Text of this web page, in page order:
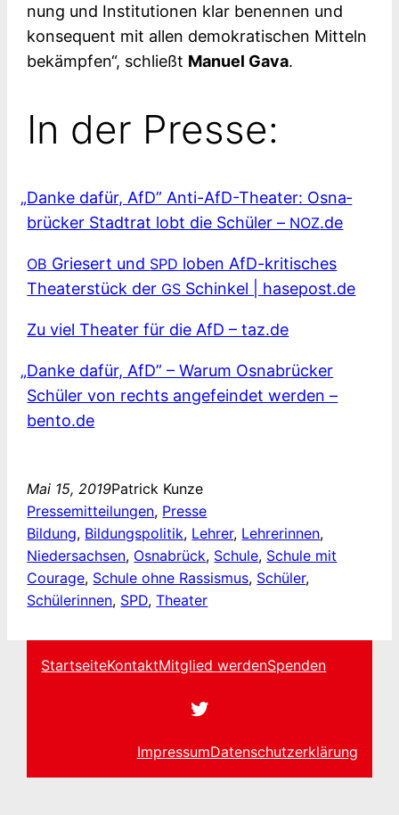
nung und Insti­tu­tio­nen klar benen­nen und
kon­se­quent mit allen demo­kra­ti­schen Mit­teln
bekämp­fen“, schließt Manu­el Gava.
In der Presse:
„Dan­ke dafür, AfD” Anti-AfD-Theater: Osna­
brü­cker Stadt­rat lobt die Schü­ler – NOZ.de
OB Grie­sert und SPD loben AfD-kritisches
Thea­ter­stück der GS Schin­kel | hasepost.de
Zu viel Thea­ter für die AfD – taz.de
„Dan­ke dafür, AfD” – War­um Osna­brü­cker
Schü­ler von rechts ange­fein­det wer­den –
bento.de
Mai 15, 2019Patrick Kunze
Pressemitteilungen, Presse
Bildung, Bildungspolitik, Lehrer, Lehrerinnen
Niedersachsen, Osnabrück, Schule, Schule mit
Courage, Schule ohne Rassismus, Schüler
Schülerinnen, SPD, Theater
Start­sei­teKon­taktMit­glied werdenSpen­den
Twitter
Impres­sumDaten­schutz­er­klä­rung